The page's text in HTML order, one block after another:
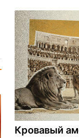
​Кровавый